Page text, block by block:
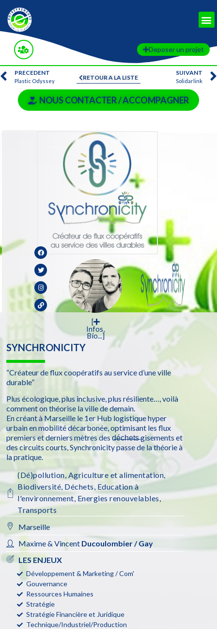
Deposer un projet
RETOUR A LA LISTE
PRECEDENT
Plastic Odyssey
SUIVANT
Solidarlink
NOUS CONTACTER / ACCOMPAGNER
[
Infos,
Bio...]
SYNCHRONICITY
“Créateur de flux coopératifs au service d’une ville
durable”
Plus écologique, plus inclusive, plus résiliente…, voilà
comment on théorise la ville de demain.
En créant à Marseille le 1er Hub logistique hyper
urbain en mobilité décarbonée, optimisant les flux
premiers et derniers mètres des d̶é̶c̶h̶e̶t̶s̶ gisements et
des circuits courts, Synchronicity passe de la théorie à
la pratique.
(Dé)pollution Agriculture et alimentation
Biodiversité Déchets Education à
l'environnement Energies renouvelables
Transports
Marseille
Maxime & Vincent Ducoulombier / Gay
LES ENJEUX
Développement & Marketing / Com'
Gouvernance
Ressources Humaines
Stratégie
Stratégie Financière et Juridique
Technique/Industriel/Production